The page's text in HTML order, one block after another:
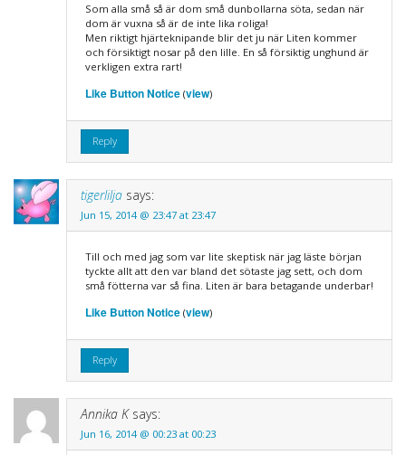
Som alla små så är dom små dunbollarna söta, sedan när
dom är vuxna så är de inte lika roliga!
Men riktigt hjärteknipande blir det ju när Liten kommer
och försiktigt nosar på den lille. En så försiktig unghund är
verkligen extra rart!
Like Button Notice(view)
Reply
tigerlilja says:
Jun 15, 2014 @ 23:47 at 23:47
Till och med jag som var lite skeptisk när jag läste början
tyckte allt att den var bland det sötaste jag sett, och dom
små fötterna var så fina. Liten är bara betagande underbar!
Like Button Notice(view)
Reply
Annika K says:
Jun 16, 2014 @ 00:23 at 00:23